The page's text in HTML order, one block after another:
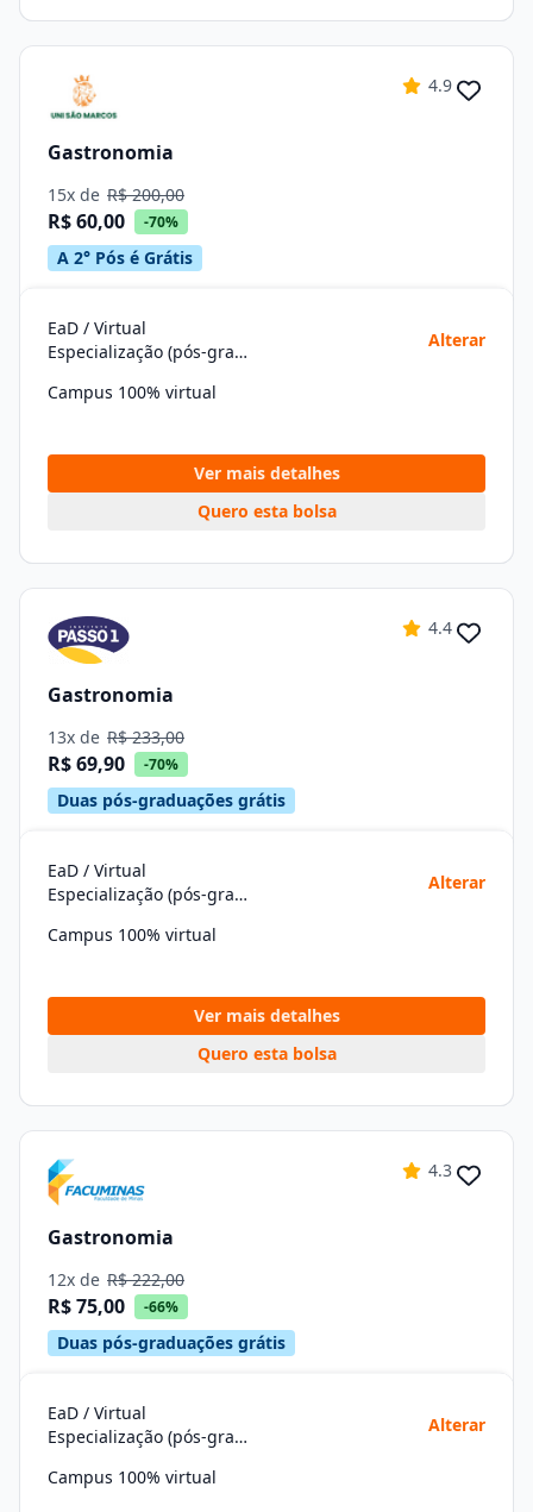
4.9
Gastronomia
15x de R$ 200,00
R$ 60,00 -70%
A 2° Pós é Grátis
EaD / Virtual
Especialização (pós-graduação)
Alterar
Campus 100% virtual
Ver mais detalhes
Quero esta bolsa
4.4
Gastronomia
13x de R$ 233,00
R$ 69,90 -70%
Duas pós-graduações grátis
EaD / Virtual
Especialização (pós-graduação)
Alterar
Campus 100% virtual
Ver mais detalhes
Quero esta bolsa
4.3
Gastronomia
12x de R$ 222,00
R$ 75,00 -66%
Duas pós-graduações grátis
EaD / Virtual
Especialização (pós-graduação)
Alterar
Campus 100% virtual